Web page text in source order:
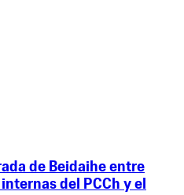
de Beidaihe entre
del PCCh y el